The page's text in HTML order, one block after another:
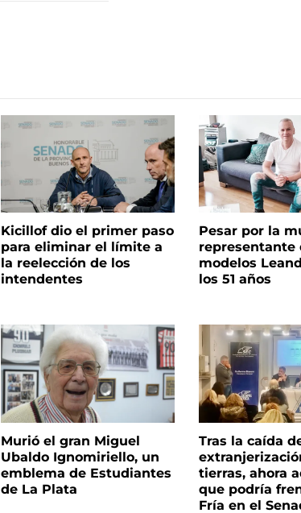
Kicillof dio el primer paso
para eliminar el límite a
la reelección de los
intendentes
Pesar por la
representante
modelos
los 51 años
Murió el gran Miguel
Ubaldo Ignomiriello, un
emblema de Estudiantes
de La Plata
Tras la caída
tierras, ahora
que podría
Fría en el